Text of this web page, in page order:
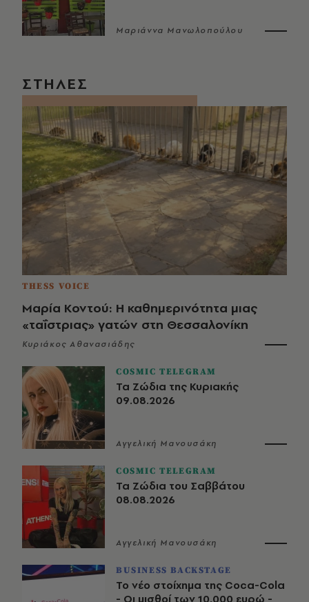
Μαριάννα Μανωλοπούλου
ΣΤΗΛΕΣ
THESS VOICE
Μαρία Κοντού: Η καθημερινότητα μιας
«ταΐστριας» γατών στη Θεσσαλονίκη
Κυριάκος Αθανασιάδης
COSMIC TELEGRAM
Τα Ζώδια της Κυριακής
09.08.2026
Αγγελική Μανουσάκη
COSMIC TELEGRAM
Τα Ζώδια του Σαββάτου
08.08.2026
Αγγελική Μανουσάκη
BUSINESS BACKSTAGE
Το νέο στοίχημα της Coca-Cola
- Οι μισθοί των 10.000 ευρώ -